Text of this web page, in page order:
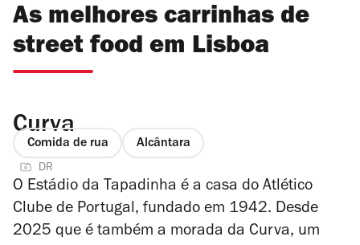
As melhores carrinhas de
street food em Lisboa
Curva
Comida de rua Alcântara
DR
O Estádio da Tapadinha é a casa do Atlético
Clube de Portugal, fundado em 1942. Desde
2025 que é também a morada da Curva, um